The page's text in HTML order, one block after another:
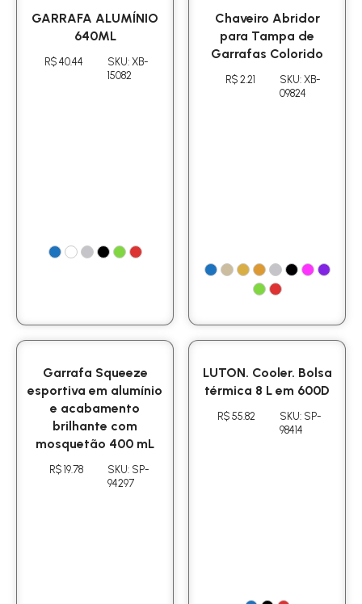
GARRAFA ALUMÍNIO
640ML
R$ 40.44
SKU: XB-
15082
Chaveiro Abridor
para Tampa de
Garrafas Colorido
R$ 2.21
SKU: XB-
09824
Garrafa Squeeze
esportiva em alumínio
e acabamento
brilhante com
mosquetão 400 mL
R$ 19.78
SKU: SP-
94297
LUTON. Cooler. Bolsa
térmica 8 L em 600D
R$ 55.82
SKU: SP-
98414